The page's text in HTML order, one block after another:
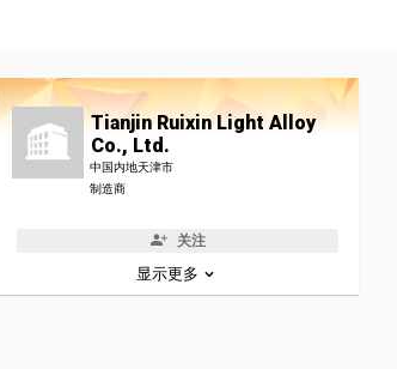
Tianjin Ruixin Light Alloy
Co., Ltd.
中国内地天津市
制造商
关注
显示更多